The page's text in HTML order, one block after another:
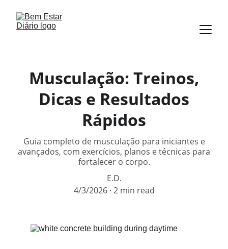
Musculação: Treinos,
Dicas e Resultados
Rápidos
Guia completo de musculação para iniciantes e
avançados, com exercícios, planos e técnicas para
fortalecer o corpo.
E.D.
4/3/2026 2 min read